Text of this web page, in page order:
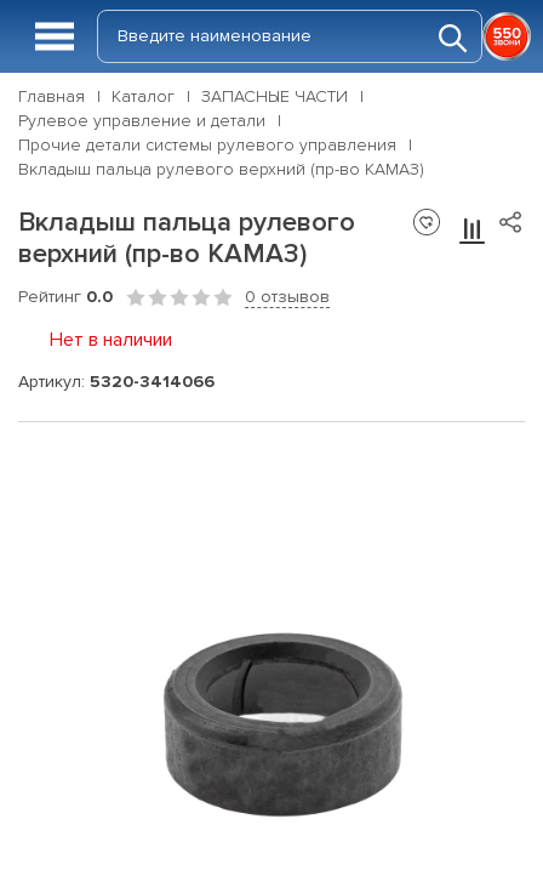
Главная Каталог
ЗАПАСНЫЕ ЧАСТИ
Рулевое управление и детали
Прочие детали системы рулевого управления
Вкладыш пальца рулевого верхний (пр-во КАМАЗ)
Вкладыш пальца рулевого
верхний (пр-во КАМАЗ)
Рейтинг 0.0 0 отзывов
Нет в наличии
Артикул: 5320-3414066